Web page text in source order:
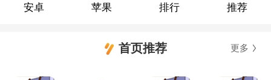
安卓 苹果 排行 推荐
首页推荐 更多